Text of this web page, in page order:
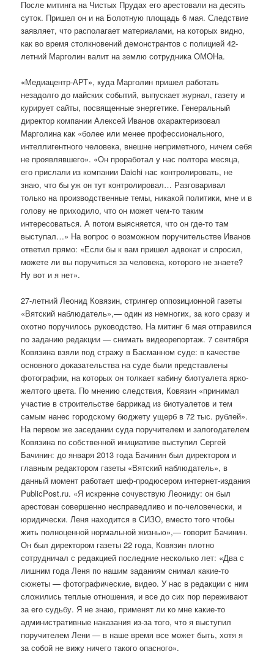
После митинга на Чистых Прудах его арестовали на десять
суток. Пришел он и на Болотную площадь 6 мая. Следствие
заявляет, что располагает материалами, на которых видно,
как во время столкновений демонстрантов с полицией 42-
летний Марголин валит на землю сотрудника ОМОНа.
«Медиацентр-АРТ», куда Марголин пришел работать
незадолго до майских событий, выпускает журнал, газету и
курирует сайты, посвященные энергетике. Генеральный
директор компании Алексей Иванов охарактеризовал
Марголина как «более или менее профессионального,
интеллигентного человека, внешне неприметного, ничем себя
не проявлявшего». «Он проработал у нас полтора месяца,
его прислали из компании Daichi нас контролировать, не
знаю, что бы уж он тут контролировал… Разговаривал
только на производственные темы, никакой политики, мне и в
голову не приходило, что он может чем-то таким
интересоваться. А потом выясняется, что он где-то там
выступал…» На вопрос о возможном поручительстве Иванов
ответил прямо: «Если бы к вам пришел адвокат и спросил,
можете ли вы поручиться за человека, которого не знаете?
Ну вот и я нет».
27-летний Леонид Ковязин, стрингер оппозиционной газеты
«Вятский наблюдатель»,— один из немногих, за кого сразу и
охотно поручилось руководство. На митинг 6 мая отправился
по заданию редакции — снимать видеорепортаж. 7 сентября
Ковязина взяли под стражу в Басманном суде: в качестве
основного доказательства на суде были представлены
фотографии, на которых он толкает кабину биотуалета ярко-
желтого цвета. По мнению следствия, Ковязин «принимал
участие в строительстве баррикад из биотуалетов и тем
самым нанес городскому бюджету ущерб в 72 тыс. рублей».
На первом же заседании суда поручителем и залогодателем
Ковязина по собственной инициативе выступил Сергей
Бачинин: до января 2013 года Бачинин был директором и
главным редактором газеты «Вятский наблюдатель», в
данный момент работает шеф-продюсером интернет-издания
PublicPost.ru. «Я искренне сочувствую Леониду: он был
арестован совершенно несправедливо и по-человечески, и
юридически. Леня находится в СИЗО, вместо того чтобы
жить полноценной нормальной жизнью»,— говорит Бачинин.
Он был директором газеты 22 года, Ковязин плотно
сотрудничал с редакцией последние несколько лет: «Два с
лишним года Леня по нашим заданиям снимал какие-то
сюжеты — фотографические, видео. У нас в редакции с ним
сложились теплые отношения, и все до сих пор переживают
за его судьбу. Я не знаю, применят ли ко мне какие-то
административные наказания из-за того, что я выступил
поручителем Лени — в наше время все может быть, хотя я
за собой не вижу ничего такого опасного».